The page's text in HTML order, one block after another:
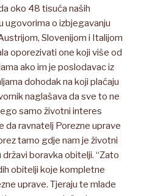
oko 48 tisuća naših
ugovorima o izbjegavanju
Slovenijom i Italijom
oporezivati one koji više od
ako im je poslodavac iz
dohodak na koji plaćaju
naglašava da sve to ne
samo životni interes
da ravnatelj Porezne uprave
tamo gdje nam je životni
boravka obitelji. “Zato
obitelji koje kompletne
uprave. Tjeraju te mlade